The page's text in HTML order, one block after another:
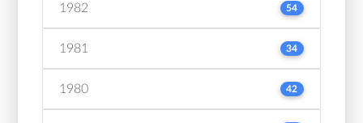
1982 54
1981 34
1980 42